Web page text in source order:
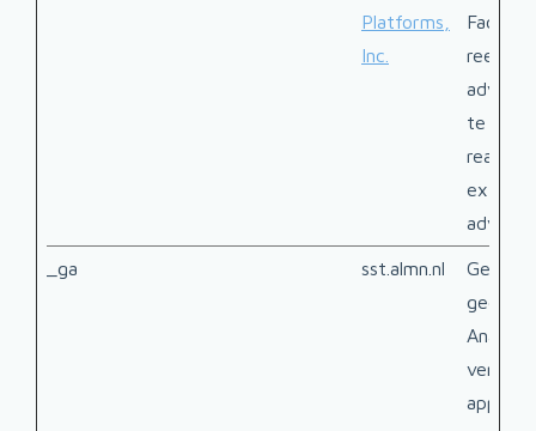
Platforms,
Inc.
reeks
te
externe
_ga sst.almn.nl